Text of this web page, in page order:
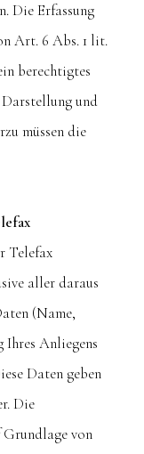
Die Erfassung
Art. 6 Abs. 1 lit.
berechtigtes
und
müssen die
Telefax
aller daraus
(Name,
Ihres Anliegens
Daten geben
Die
von